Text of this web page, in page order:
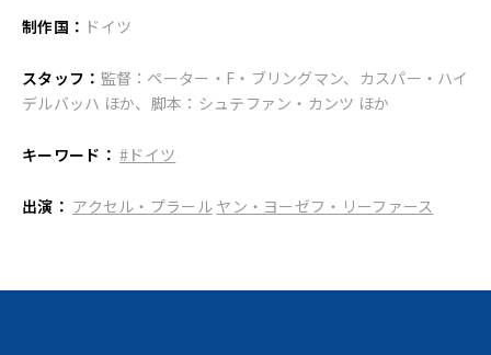
制作国： ドイツ
スタッフ： 監督：ペーター・F・ブリングマン、カスパー・ハイ
デルバッハ ほか、脚本：シュテファン・カンツ ほか
キーワード： #ドイツ
出演： アクセル・プラール ヤン・ヨーゼフ・リーファース